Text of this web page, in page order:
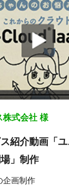
株式会社 様
紹介動画「
」制作
企画制作